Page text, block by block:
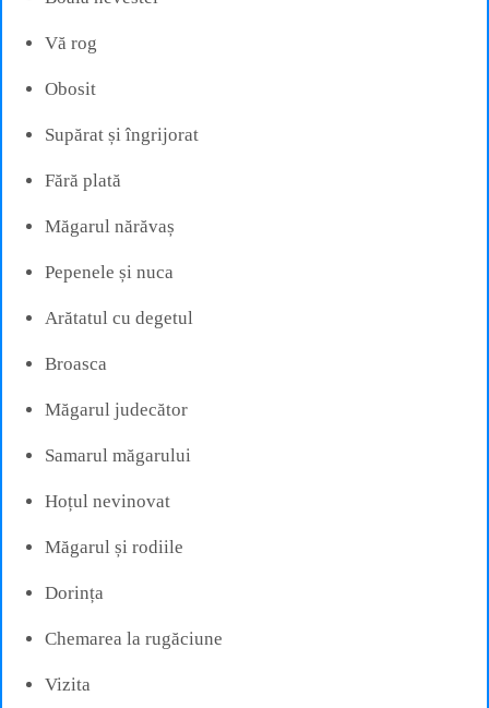
Vă rog
Obosit
Supărat și îngrijorat
Fără plată
Măgarul nărăvaș
Pepenele și nuca
Arătatul cu degetul
Broasca
Măgarul judecător
Samarul măgarului
Hoțul nevinovat
Măgarul și rodiile
Dorința
Chemarea la rugăciune
Vizita